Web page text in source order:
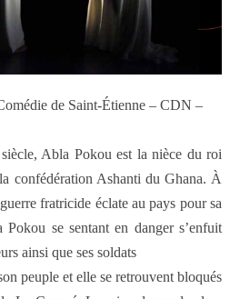
de Saint-Étienne – CDN –
Abla Pokou est la nièce du roi
confédération Ashanti du Ghana. À
fratricide éclate au pays pour sa
Pokou se sentant en danger s’enfuit
ainsi que ses soldats
peuple et elle se retrouvent bloqués